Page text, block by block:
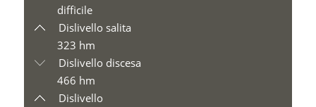
difficile
Dislivello salita
323 hm
Dislivello discesa
466 hm
Dislivello